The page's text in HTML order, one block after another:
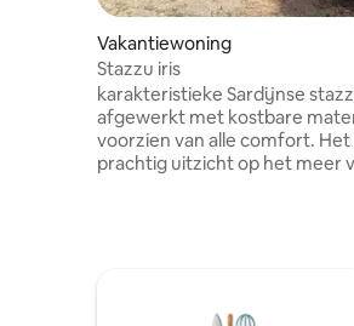
Vakantiewoning
Stazzu iris
karakteristieke Sardijnse
afgewerkt met kostbare
voorzien van alle comfort.
prachtig uitzicht op het meer
ontspannende dagen door te